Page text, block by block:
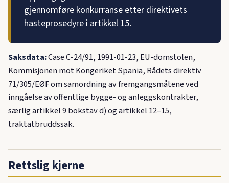
gjennomføre konkurranse etter direktivets
hasteprosedyre i artikkel 15.
Saksdata:Case C-24/91, 1991-01-23, EU-domstolen,
Kommisjonen mot Kongeriket Spania, Rådets direktiv
71/305/EØF om samordning av fremgangsmåtene ved
inngåelse av offentlige bygge- og anleggskontrakter,
særlig artikkel 9 bokstav d) og artikkel 12–15,
traktatbruddssak.
Rettslig kjerne